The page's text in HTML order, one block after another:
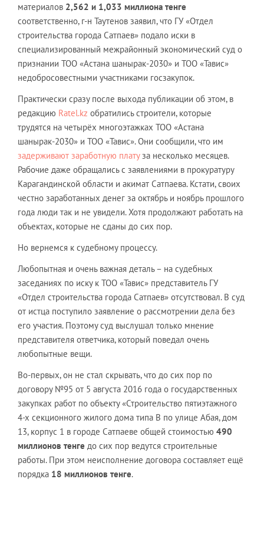
материалов 2,562 и 1,033 миллиона тенге
соответственно, г-н Таутенов заявил, что ГУ «Отдел
строительства города Сатпаев» подало иски в
специализированный межрайонный экономический суд о
признании ТОО «Астана шанырак-2030» и ТОО «Тавис»
недобросовестными участниками госзакупок.
Практически сразу после выхода публикации об этом, в
редакцию Ratel.kz обратились строители, которые
трудятся на четырёх многоэтажках ТОО «Астана
шанырак-2030» и ТОО «Тавис». Они сообщили, что им
задерживают заработную платуза несколько месяцев.
Рабочие даже обращались с заявлениями в прокуратуру
Карагандинской области и акимат Сатпаева. Кстати, своих
честно заработанных денег за октябрь и ноябрь прошлого
года люди так и не увидели. Хотя продолжают работать на
объектах, которые не сданы до сих пор.
Но вернемся к судебному процессу.
Любопытная и очень важная деталь – на судебных
заседаниях по иску к ТОО «Тавис» представитель ГУ
«Отдел строительства города Сатпаев» отсутствовал. В суд
от истца поступило заявление о рассмотрении дела без
его участия. Поэтому суд выслушал только мнение
представителя ответчика, который поведал очень
любопытные вещи.
Во-первых, он не стал скрывать, что до сих пор по
договору №95 от 5 августа 2016 года о государственных
закупках работ по объекту «Строительство пятиэтажного
4-х секционного жилого дома типа В по улице Абая, дом
13, корпус 1 в городе Сатпаеве общей стоимостью 490
миллионов тенге до сих пор ведутся строительные
работы. При этом неисполнение договора составляет ещё
порядка 18 миллионов тенге.